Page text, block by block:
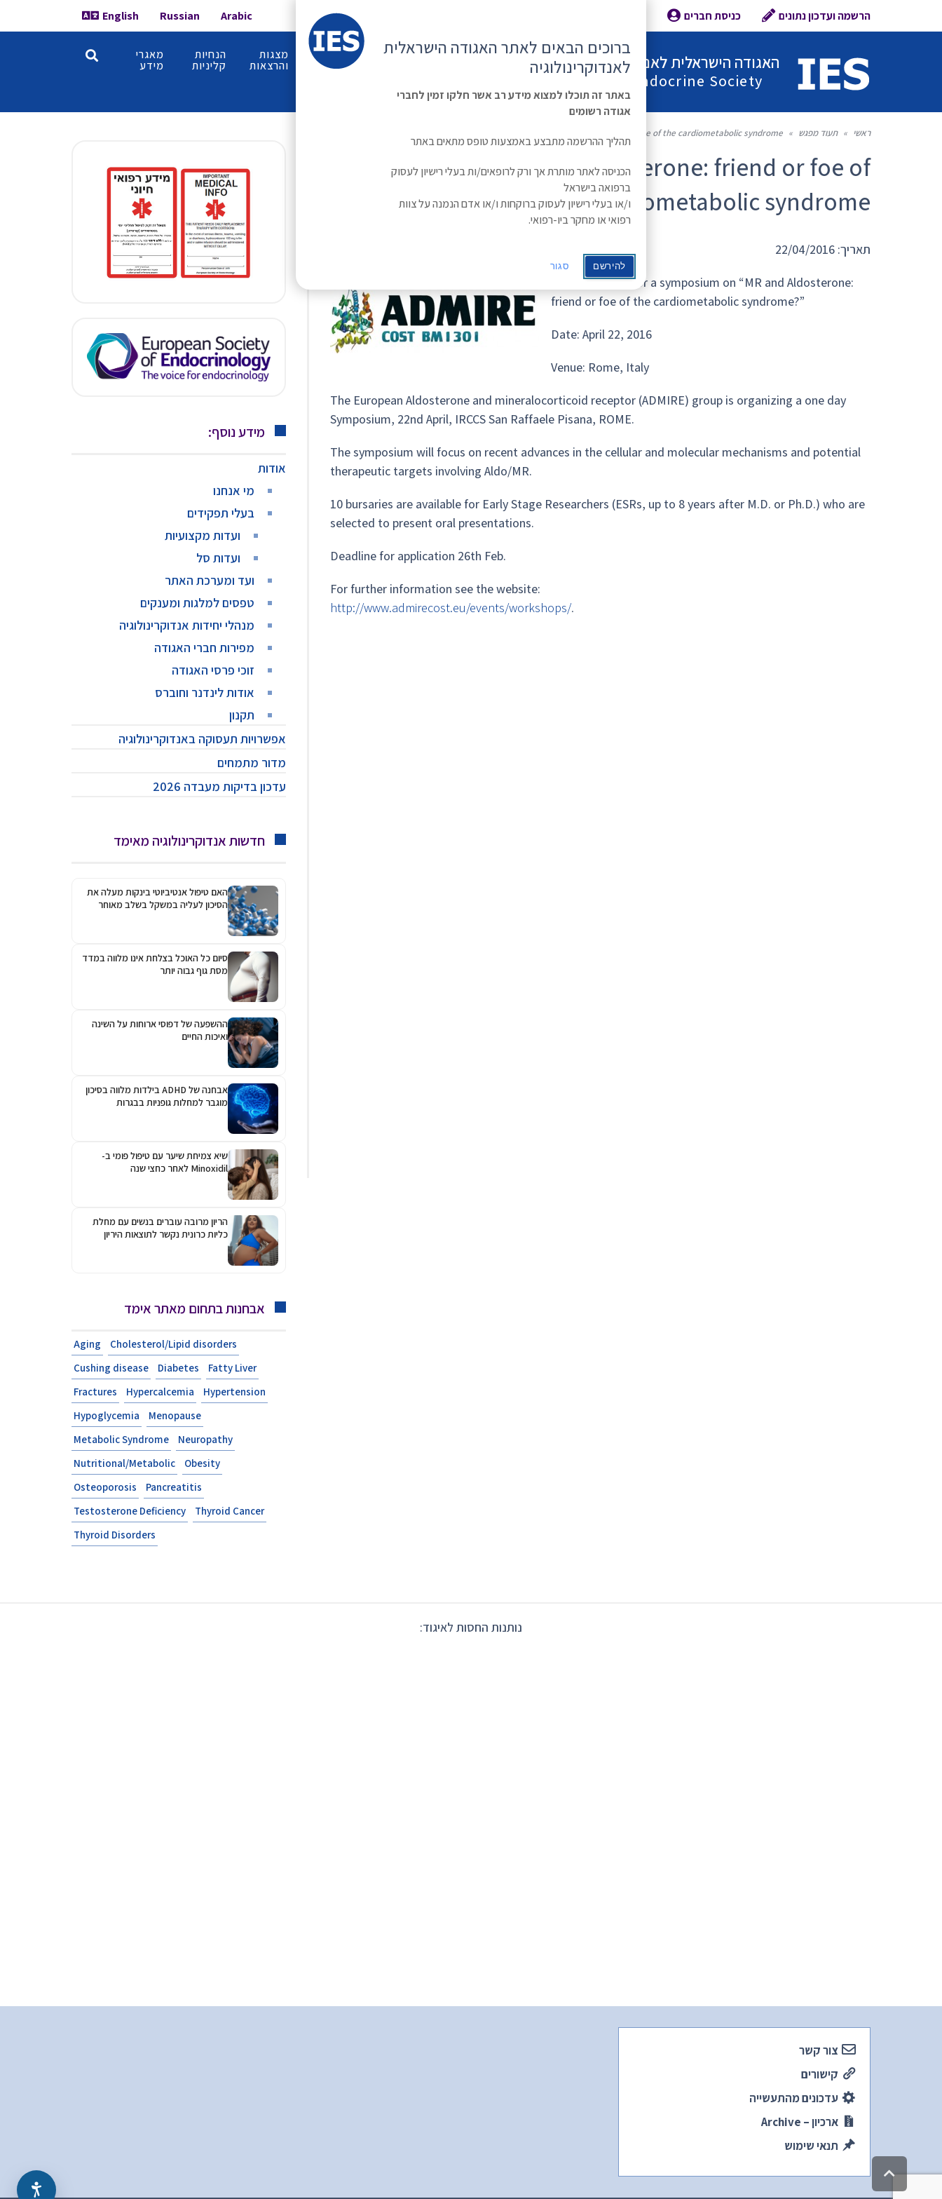
הרשמה ועדכון נתונים כניסת חברים Arabic
Russian
English
האגודה הישראלית לאנדוקרינולוגיה
Israel Endocrine Society
ראשי משולחן מפגשים קורס
מתקדם
מצגות
והרצאות
הנחיות
קליניות
מאגרי
מידע
ראשי » תעוד מפגש »
Symposium on MR and Aldosterone: friend or foe of the cardiometabolic syndrome
Symposium on MR and Aldosterone: friend or foe of
the cardiometabolic syndrome
תאריך: 22/04/2016
Announcement for a symposium on “MR and Aldosterone:
friend or foe of the cardiometabolic syndrome?”
Date: April 22, 2016
Venue: Rome, Italy
The European Aldosterone and mineralocorticoid receptor (ADMIRE) group is organizing a one day
Symposium, 22nd April, IRCCS San Raffaele Pisana, ROME.
The symposium will focus on recent advances in the cellular and molecular mechanisms and potential
therapeutic targets involving Aldo/MR.
10 bursaries are available for Early Stage Researchers (ESRs, up to 8 years after M.D. or Ph.D.) who are
selected to present oral presentations.
Deadline for application 26th Feb.
For further information see the website:
http://www.admirecost.eu/events/workshops/.
מידע נוסף:
אודות
מי אנחנו
בעלי תפקידים
ועדות מקצועיות
ועדות סל
ועד ומערכת האתר
טפסים למלגות ומענקים
מנהלי יחידות אנדוקרינולוגיה
מפירות חברי האגודה
זוכי פרסי האגודה
אודות לינדנר וחוברס
תקנון
אפשרויות תעסוקה באנדוקרינולוגיה
מדור מתמחים
עדכון בדיקות מעבדה 2026
חדשות אנדוקרינולוגיה מאימד
האם טיפול אנטיביוטי בינקות מעלה את
הסיכון לעליה במשקל בשלב מאוחר
סיום כל האוכל בצלחת אינו מלווה במדד
מסת גוף גבוה יותר
ההשפעה של דפוסי ארוחות על השינה
ואיכות החיים
אבחנה של ADHD בילדות מלווה בסיכון
מוגבר למחלות גופניות בבגרות
שיא צמיחת שיער עם טיפול פומי ב-
Minoxidil לאחר כחצי שנה
הריון מרובה עוברים בנשים עם מחלת
כליות כרונית נקשר לתוצאות היריון
אבחנות בתחום מאתר אימד
Aging
Cholesterol/Lipid disorders
Cushing disease
Diabetes
Fatty Liver
Fractures
Hypercalcemia
Hypertension
Hypoglycemia
Menopause
Metabolic Syndrome
Neuropathy
Nutritional/Metabolic
Obesity
Osteoporosis
Pancreatitis
Testosterone Deficiency
Thyroid Cancer
Thyroid Disorders
נותנות החסות לאיגוד:
צור קשר
קישורים
עדכונים מהתעשייה
ארכיון – Archive
תנאי שימוש
גלילה
לראש
ברוכים הבאים לאתר האגודה הישראלית
לאנדוקרינולוגיה
באתר זה תוכלו למצוא מידע רב אשר חלקו זמין לחברי
אגודה רשומים
תהליך ההרשמה מתבצע באמצעות טופס מתאים באתר
הכניסה לאתר מותרת אך ורק לרופאים/ות בעלי רישיון לעסוק
ברפואה בישראל
ו/או בעלי רישיון לעסוק ברוקחות ו/או אדם הנמנה על צוות
רפואי או מחקר ביו-רפואי.
להירשם סגור